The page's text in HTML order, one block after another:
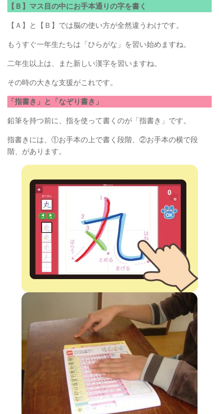
【Ｂ】マス目の中にお手本通りの字を書く
【Ａ】と【Ｂ】では脳の使い方が全然違うわけです。
もうすぐ一年生たちは「ひらがな」を習い始めますね。
二年生以上は、また新しい漢字を習いますね。
その時の大きな支援がこれです。
「指書き」と「なぞり書き」
鉛筆を持つ前に、指を使って書くのが「指書き」です。
指書きには、①お手本の上で書く段階、②お手本の横で段
階、があります。